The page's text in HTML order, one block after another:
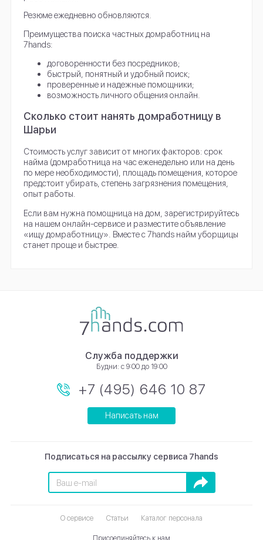
Резюме ежедневно обновляются.
Преимущества поиска частных домработниц на
7hands:
договоренности без посредников;
быстрый, понятный и удобный поиск;
проверенные и надежные помощники;
возможность личного общения онлайн.
Сколько стоит нанять домработницу в
Шарьи
Стоимость услуг зависит от многих факторов: срок
найма (домработница на час еженедельно или на день
по мере необходимости), площадь помещения, которое
предстоит убирать, степень загрязнения помещения,
опыт работы.
Если вам нужна помощница на дом, зарегистрируйтесь
на нашем онлайн-сервисе и разместите объявление
«ищу домработницу». Вместе с 7hands найм уборщицы
станет проще и быстрее.
Подписаться на рассылку сервиса 7hands
Подписаться
Служба поддержки
Будни: с 9:00 до 19:00
+7 (495) 646 10 87
Написать нам
О сервисе Статьи Каталог персонала